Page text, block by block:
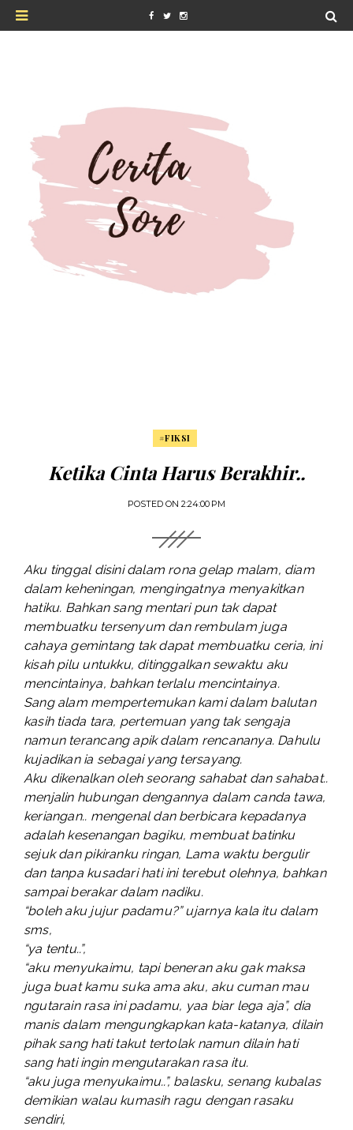
#FIKSI
Ketika Cinta Harus Berakhir..
POSTED ON 2:24:00 PM
Aku tinggal disini dalam rona gelap malam, diam
dalam keheningan, mengingatnya menyakitkan
hatiku. Bahkan sang mentari pun tak dapat
membuatku tersenyum dan rembulam juga
cahaya gemintang tak dapat membuatku ceria, ini
kisah pilu untukku, ditinggalkan sewaktu aku
mencintainya, bahkan terlalu mencintainya.
Sang alam mempertemukan kami dalam balutan
kasih tiada tara, pertemuan yang tak sengaja
namun terancang apik dalam rencananya. Dahulu
kujadikan ia sebagai yang tersayang.
Aku dikenalkan oleh seorang sahabat dan sahabat..
menjalin hubungan dengannya dalam canda tawa,
keriangan.. mengenal dan berbicara kepadanya
adalah kesenangan bagiku, membuat batinku
sejuk dan pikiranku ringan, Lama waktu bergulir
dan tanpa kusadari hati ini terebut olehnya, bahkan
sampai berakar dalam nadiku.
“boleh aku jujur padamu?” ujarnya kala itu dalam
sms,
“ya tentu..”,
“aku menyukaimu, tapi beneran aku gak maksa
juga buat kamu suka ama aku, aku cuman mau
ngutarain rasa ini padamu, yaa biar lega aja”, dia
manis dalam mengungkapkan kata-katanya, dilain
pihak sang hati takut tertolak namun dilain hati
sang hati ingin mengutarakan rasa itu.
“aku juga menyukaimu..”, balasku, senang kubalas
demikian walau kumasih ragu dengan rasaku
sendiri,